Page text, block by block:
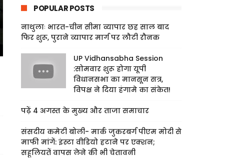
POPULAR POSTS
नाथुलाः भारत-चीन सीमा व्यापार छह साल बाद
फिर शुरू, पुराने व्यापार मार्ग पर लौटी रौनक
UP Vidhansabha Session
:सोमवार शुरू होगा यूपी
विधानसभा का मानसून सत्र,
विपक्ष ने दिया हंगामे का संकेत!
पढ़ें 4 अगस्त के मुख्य और ताजा समाचार
संसदीय कमेटी बोली- मार्क जुकरबर्ग पीएम मोदी से
माफी मांगें: इंस्टा वीडियो हटाने पर एक्शन;
सहूलियतें वापस लेने की भी चेतावनी